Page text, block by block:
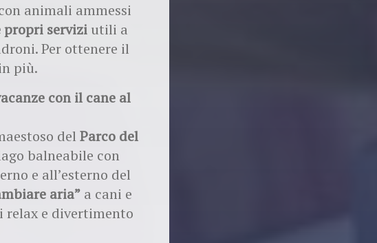
animali ammessi
propri servizi utili a
Per ottenere il
più.
con il cane al
del Parco del
balneabile con
e all’esterno del
aria” a cani e
e divertimento